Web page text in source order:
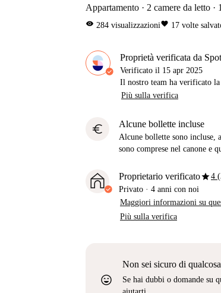
Appartamento 2 camere da letto 1
visibility 284 visualizzazionifavorite 17 volte
Proprietà verificata da
Verificato il 15 apr 2025
Il nostro team ha verificato la
Più sulla verifica
euro Alcune bollette incluse
Alcune bollette sono incluse,
sono comprese nel canone e
Proprietario verificatostar4
Privato · 4 anni con noi
Maggiori informazioni su
Più sulla verifica
sentiment_very_satisfied
Non sei sicuro di
Se hai dubbi o domande su